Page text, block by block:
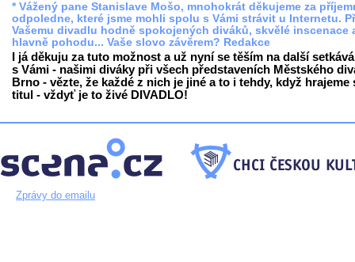
* Vážený pane Stanislave Mošo, mnohokrát děkujeme za
odpoledne, které jsme mohli spolu s Vámi strávit u Internetu.
Vašemu divadlu hodně spokojených diváků, skvělé inscenace
hlavně pohodu... Vaše slovo závěrem? Redakce
I já děkuju za tuto možnost a už nyní se těším na další
s Vámi - našimi diváky při všech představeních Městského
Brno - vězte, že každé z nich je jiné a to i tehdy, když hrajeme
titul - vždyť je to živé DIVADLO!
Zprávy do emailu